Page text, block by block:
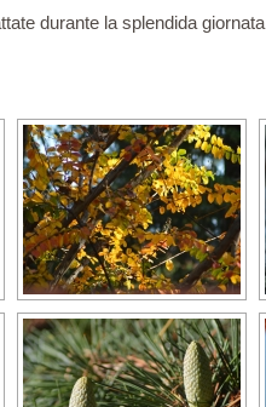
durante la splendida